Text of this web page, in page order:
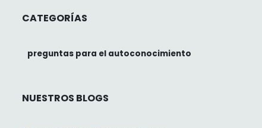
CATEGORÍAS
preguntas para el autoconocimiento
NUESTROS BLOGS